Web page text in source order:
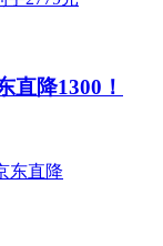
直降1300！